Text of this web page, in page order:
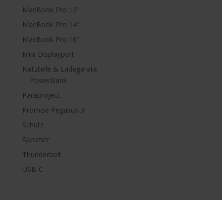
MacBook Pro 13"
MacBook Pro 14"
MacBook Pro 16"
Mini Displayport
Netzteile & Ladegeräte
PowerBank
Paraproject
Promise Pegasus 3
Schutz
Speicher
Thunderbolt
USB-C